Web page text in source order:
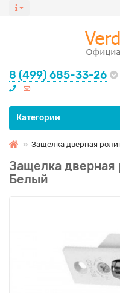
8 (499) 685-33-26
Все категории
Категории
Защелка дверная
Защелка дверная
Белый